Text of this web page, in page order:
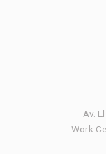
Av.
Work